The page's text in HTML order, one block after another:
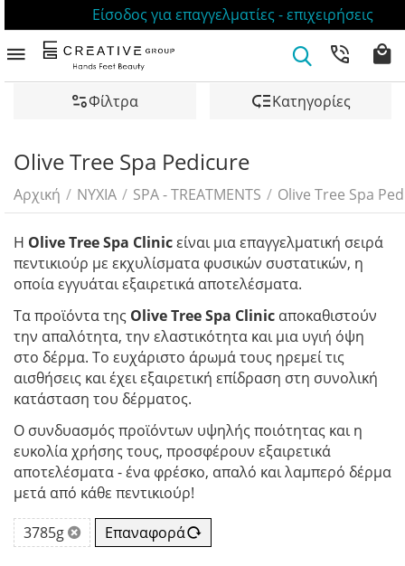
Είσοδος για επαγγελματίες - επιχειρήσεις
Φίλτρα Κατηγορίες
Olive Tree Spa Pedicure
Αρχική / ΝΥΧΙΑ / SPA - TREATMENTS / Olive Tree Spa
Η Olive Tree Spa Clinicείναι μια επαγγελματική σειρά
πεντικιούρ με εκχυλίσματα φυσικών συστατικών, η
οποία εγγυάται εξαιρετικά αποτελέσματα.
Τα προϊόντα της Olive Tree Spa Clinic αποκαθιστούν
την απαλότητα, την ελαστικότητα και μια υγιή όψη
στο δέρμα. Το ευχάριστο άρωμά τους ηρεμεί τις
αισθήσεις και έχει εξαιρετική επίδραση στη συνολική
κατάσταση του δέρματος.
Ο συνδυασμός προϊόντων υψηλής ποιότητας και η
ευκολία χρήσης τους, προσφέρουν εξαιρετικά
αποτελέσματα - ένα φρέσκο, απαλό και λαμπερό δέρμα
μετά από κάθε πεντικιούρ!
3785g
Επαναφορά